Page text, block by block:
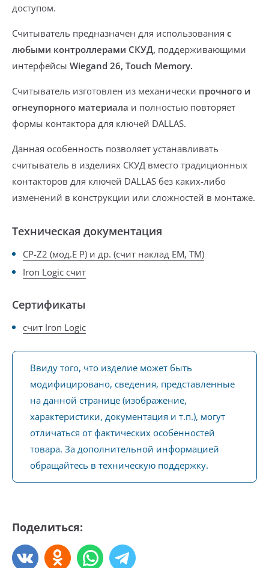
доступом.
Считыватель предназначен для использования с
любыми контроллерами СКУД, поддерживающими
интерфейсы Wiegand 26, Touch Memory.
Считыватель изготовлен из механически прочного и
огнеупорного материала и полностью повторяет
формы контактора для ключей DALLAS.
Данная особенность позволяет устанавливать
считыватель в изделиях СКУД вместо традиционных
контакторов для ключей DALLAS без каких-либо
изменений в конструкции или сложностей в монтаже.
Техническая документация
CP-Z2 (мод.Е Р) и др. (счит наклад ЕМ, ТМ)
Iron Logic счит
Сертификаты
счит Iron Logic
Ввиду того, что изделие может быть
модифицировано, сведения, представленные
на данной странице (изображение,
характеристики, документация и т.п.), могут
отличаться от фактических особенностей
товара. За дополнительной информацией
обращайтесь в техническую поддержку.
Поделиться: